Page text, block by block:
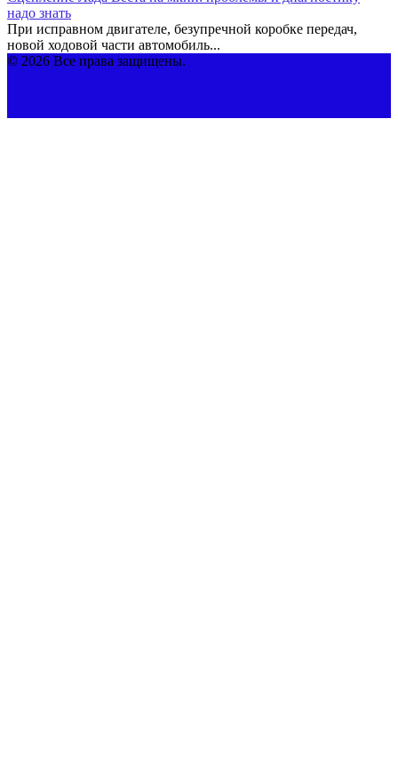
надо знать
При исправном двигателе, безупречной коробке передач,
новой ходовой части автомобиль...
© 2026 Все права защищены.